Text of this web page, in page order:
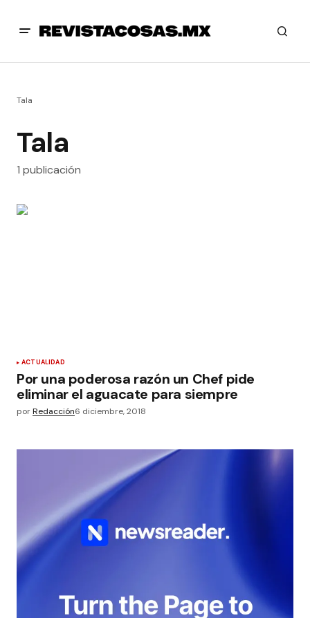
Tala
Tala
1 publicación
ACTUALIDAD
Por una poderosa razón un Chef pide
eliminar el aguacate para siempre
porRedacción6 diciembre, 2018